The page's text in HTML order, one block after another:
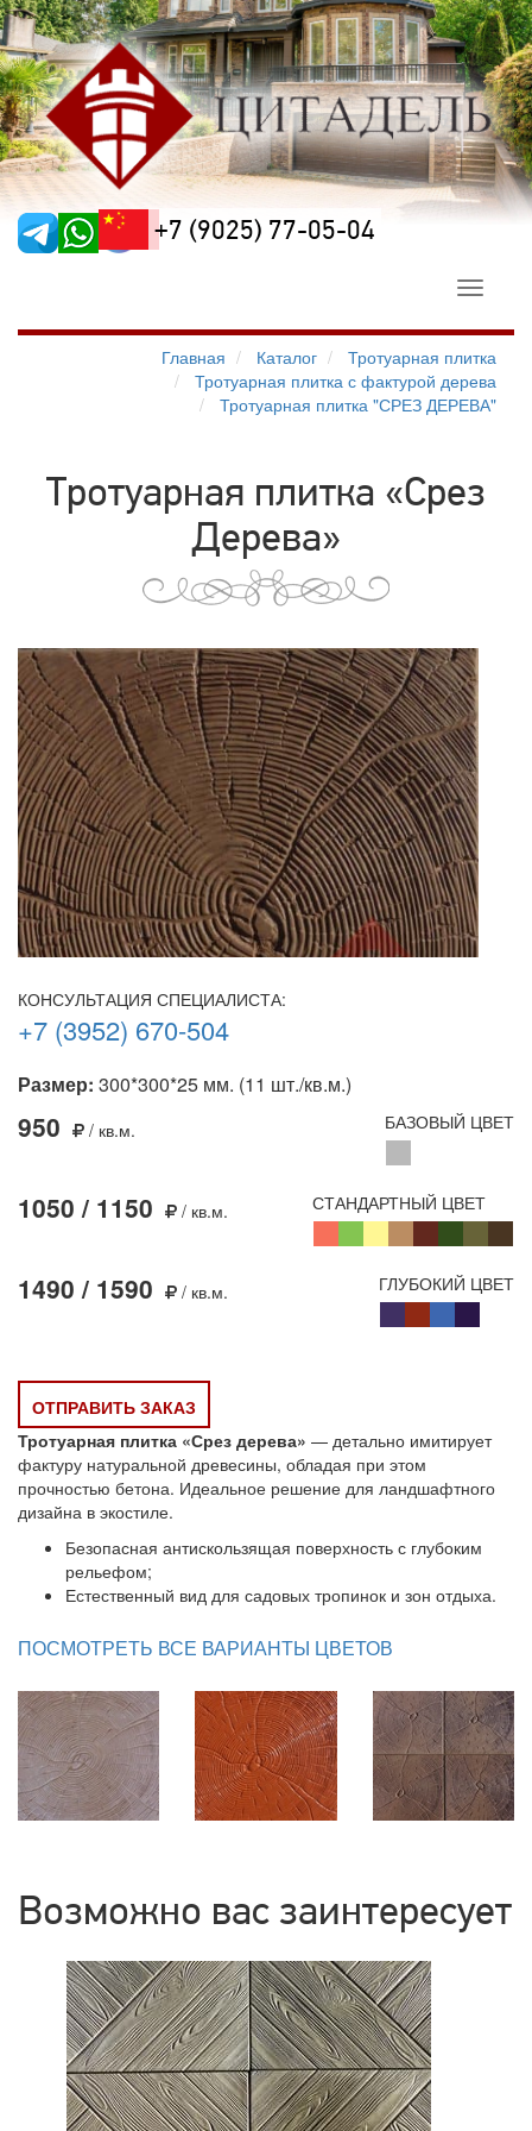
+7 (9025) 77-05-04
Toggle
Главная
Каталог
Тротуарная плитка
Тротуарная плитка с фактурой дерева
Тротуарная плитка "СРЕЗ ДЕРЕВА"
Тротуарная плитка «Срез
Дерева»
КОНСУЛЬТАЦИЯ СПЕЦИАЛИСТА:
+7 (3952) 670-504
Размер: 300*300*25 мм. (11 шт./кв.м.)
950 / кв.м. БАЗОВЫЙ ЦВЕТ
1050 / 1150 / кв.м. СТАНДАРТНЫЙ ЦВЕТ
1490 / 1590 / кв.м. ГЛУБОКИЙ ЦВЕТ
ОТПРАВИТЬ ЗАКАЗ
Тротуарная плитка «Срез дерева» — детально имитирует
фактуру натуральной древесины, обладая при этом
прочностью бетона. Идеальное решение для ландшафтного
дизайна в экостиле.
Безопасная антискользящая поверхность с глубоким
рельефом;
Естественный вид для садовых тропинок и зон отдыха.
ПОСМОТРЕТЬ ВСЕ ВАРИАНТЫ ЦВЕТОВ
Возможно вас заинтересует